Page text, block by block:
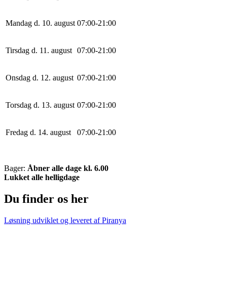
Mandag d. 10. august 07:00-21 :00
Tirsdag d. 11. august 07:00-21 :00
Onsdag d. 12. august 07:00-21 :00
Torsdag d. 13. august 07:00-21 :00
Fredag d. 14. august 07:00-21 :00
Bager: Åbner alle dage kl. 6.00
Lukket alle helligdage
Du finder os her
Løsning udviklet og leveret afPiranya